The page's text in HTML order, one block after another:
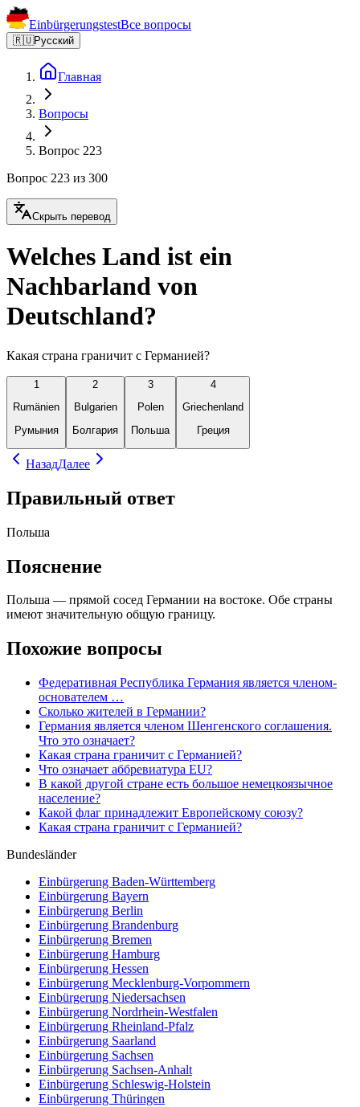
EinbürgerungstestВсе вопросы
🇷🇺Русский
Главная
Вопросы
Вопрос 223
Вопрос 223 из 300
Скрыть перевод
Welches Land ist ein
Nachbarland von
Deutschland?
Какая страна граничит с Германией?
1
Rumänien
Румыния
2
Bulgarien
Болгария
3
Polen
Польша
4
Griechenland
Греция
НазадДалее
Правильный ответ
Польша
Пояснение
Польша — прямой сосед Германии на востоке. Обе страны
имеют значительную общую границу.
Похожие вопросы
Федеративная Республика Германия является членом-
основателем …
Сколько жителей в Германии?
Германия является членом Шенгенского соглашения.
Что это означает?
Какая страна граничит с Германией?
Что означает аббревиатура EU?
В какой другой стране есть большое немецкоязычное
население?
Какой флаг принадлежит Европейскому союзу?
Какая страна граничит с Германией?
Bundesländer
Einbürgerung Baden-Württemberg
Einbürgerung Bayern
Einbürgerung Berlin
Einbürgerung Brandenburg
Einbürgerung Bremen
Einbürgerung Hamburg
Einbürgerung Hessen
Einbürgerung Mecklenburg-Vorpommern
Einbürgerung Niedersachsen
Einbürgerung Nordrhein-Westfalen
Einbürgerung Rheinland-Pfalz
Einbürgerung Saarland
Einbürgerung Sachsen
Einbürgerung Sachsen-Anhalt
Einbürgerung Schleswig-Holstein
Einbürgerung Thüringen